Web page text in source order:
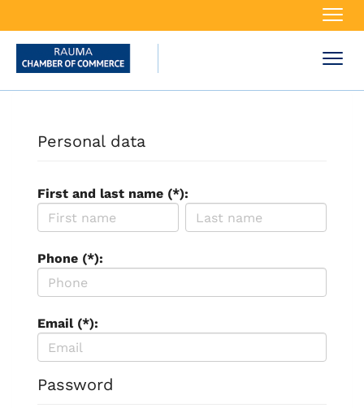
Personal data
First and last name (*):
Phone (*):
Email (*):
Password